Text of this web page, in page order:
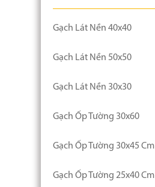
Gạch Lát Nền 40x40
Gạch Lát Nền 50x50
Gạch Lát Nền 30x30
Gạch Ốp Tường 30x60
Gạch Ốp Tường 30x45 Cm
Gạch Ốp Tường 25x40 Cm